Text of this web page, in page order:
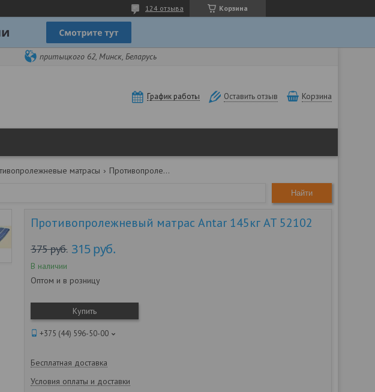
Корзина
124 отзыва
притыцкого 62, Минск, Беларусь
График работы Оставить отзыв Корзина
матрасы Противопролежневый матрас antar 145кг at 52102
Найти
Противопролежневый матрас Antar 145кг AT 52102
375руб. 315руб.
В наличии
Оптом и в розницу
Купить
+375 (44) 596-50-00
Бесплатная доставка
Условия оплаты и доставки